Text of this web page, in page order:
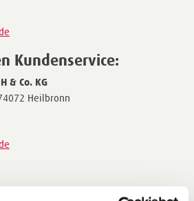
Kundenservice:
& Co. KG
Heilbronn